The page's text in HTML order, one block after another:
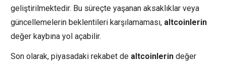
geliştirilmektedir. Bu süreçte yaşanan aksaklıklar veya
güncellemelerin beklentileri karşılamaması, altcoinlerin
değer kaybına yol açabilir.
Son olarak, piyasadaki rekabet de altcoinlerin değer